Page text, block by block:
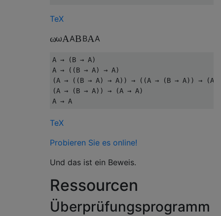
TeX
ωωAABBAA
A → (B → A)
A → ((B → A) → A)
(A → ((B → A) → A)) → ((A → (B → A)) → (A
(A → (B → A)) → (A → A)
TeX
Probieren Sie es online!
Und das ist ein Beweis.
Ressourcen
Überprüfungsprogramm